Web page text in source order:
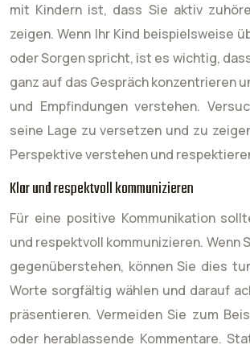
mit Kindern ist, dass Sie aktiv
zeigen. Wenn Ihr Kind beispielsweise
oder Sorgen spricht, ist es wichtig,
ganz auf das Gespräch konzentrieren
und Empfindungen verstehen.
seine Lage zu versetzen und zu
Perspektive verstehen und
Klar und respektvoll kommunizieren
Für eine positive Kommunikation
und respektvoll kommunizieren. Wenn
gegenüberstehen, können Sie dies
Worte sorgfältig wählen und darauf
präsentieren. Vermeiden Sie zum
oder herablassende Kommentare.